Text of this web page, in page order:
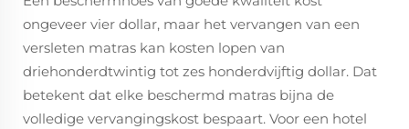
ongeveer vier dollar, maar het vervangen van een
versleten matras kan kosten lopen van
driehonderdtwintig tot zes honderdvijftig dollar. Dat
betekent dat elke beschermd matras bijna de
volledige vervangingskost bespaart. Voor een hotel